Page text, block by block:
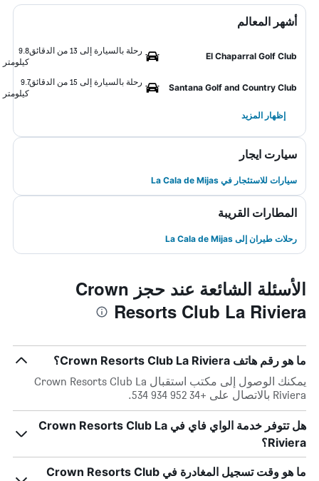
أشهر المعالم
El Chaparral Golf Club
رحلة بالسيارة إلى 13 من الدقائق
9.8
كيلومتر
Santana Golf and Country Club
رحلة بالسيارة إلى 15 من الدقائق
9.7
كيلومتر
إظهار المزيد
سيارت ايجار
سيارات للاستئجار في La Cala de Mijas
المطارات القريبة
رحلات طيران إلى La Cala de Mijas
الأسئلة الشائعة عند حجز Crown
Resorts Club La Riviera
ما هو رقم هاتف Crown Resorts Club La Riviera؟
يمكنك الوصول إلى مكتب استقبال Crown Resorts Club La
Riviera بالاتصال على +34 952 934 534.
هل تتوفر خدمة الواي فاي في Crown Resorts Club La
Riviera؟
ما هو وقت تسجيل المغادرة في Crown Resorts Club